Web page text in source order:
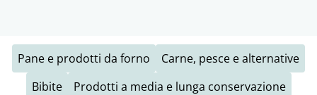
Pane e prodotti da forno
Carne, pesce e alternative
Bibite
Prodotti a media e lunga conservazione